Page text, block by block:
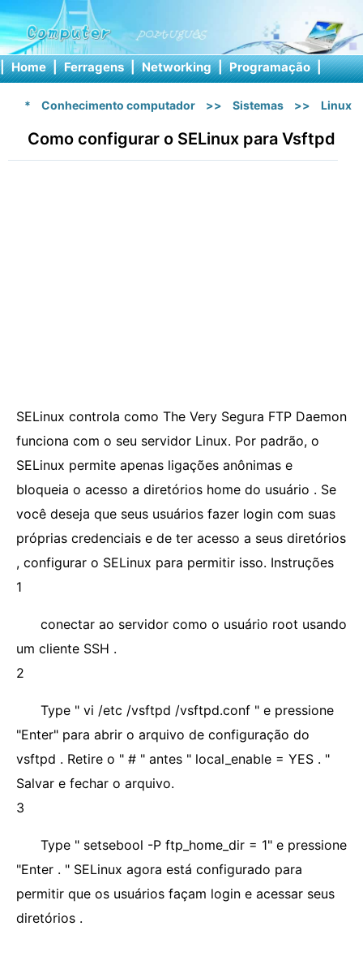
| Home | Ferragens | Networking | Programação |
* Conhecimento computador >> Sistemas >> Linux
Como configurar o SELinux para Vsftpd
SELinux controla como The Very Segura FTP Daemon
funciona com o seu servidor Linux. Por padrão, o
SELinux permite apenas ligações anônimas e
bloqueia o acesso a diretórios home do usuário . Se
você deseja que seus usuários fazer login com suas
próprias credenciais e de ter acesso a seus diretórios
, configurar o SELinux para permitir isso. Instruções
1
conectar ao servidor como o usuário root usando
um cliente SSH .
2
Type " vi /etc /vsftpd /vsftpd.conf " e pressione
"Enter" para abrir o arquivo de configuração do
vsftpd . Retire o " # " antes " local_enable = YES . "
Salvar e fechar o arquivo.
3
Type " setsebool -P ftp_home_dir = 1" e pressione
"Enter . " SELinux agora está configurado para
permitir que os usuários façam login e acessar seus
diretórios .